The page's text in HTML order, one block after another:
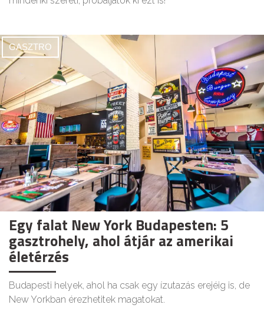
GASZTRO
Egy falat New York Budapesten: 5
gasztrohely, ahol átjár az amerikai
életérzés
Budapesti helyek, ahol ha csak egy ízutazás erejéig is, de
New Yorkban érezhetitek magatokat.